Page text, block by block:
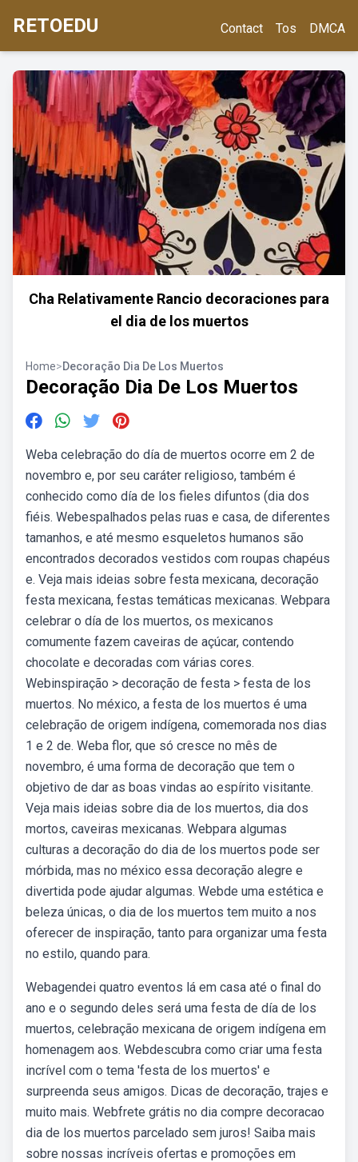
RETOEDU Contact Tos DMCA
Cha Relativamente Rancio decoraciones para
el dia de los muertos
Home>Decoração Dia De Los Muertos
Decoração Dia De Los Muertos
Weba celebração do día de muertos ocorre em 2 de
novembro e, por seu caráter religioso, também é
conhecido como día de los fieles difuntos (dia dos
fiéis. Webespalhados pelas ruas e casa, de diferentes
tamanhos, e até mesmo esqueletos humanos são
encontrados decorados vestidos com roupas chapéus
e. Veja mais ideias sobre festa mexicana, decoração
festa mexicana, festas temáticas mexicanas. Webpara
celebrar o día de los muertos, os mexicanos
comumente fazem caveiras de açúcar, contendo
chocolate e decoradas com várias cores.
Webinspiração > decoração de festa > festa de los
muertos. No méxico, a festa de los muertos é uma
celebração de origem indígena, comemorada nos dias
1 e 2 de. Weba flor, que só cresce no mês de
novembro, é uma forma de decoração que tem o
objetivo de dar as boas vindas ao espírito visitante.
Veja mais ideias sobre dia de los muertos, dia dos
mortos, caveiras mexicanas. Webpara algumas
culturas a decoração do dia de los muertos pode ser
mórbida, mas no méxico essa decoração alegre e
divertida pode ajudar algumas. Webde uma estética e
beleza únicas, o dia de los muertos tem muito a nos
oferecer de inspiração, tanto para organizar uma festa
no estilo, quando para.
Webagendei quatro eventos lá em casa até o final do
ano e o segundo deles será uma festa de día de los
muertos, celebração mexicana de origem indígena em
homenagem aos. Webdescubra como criar uma festa
incrível com o tema 'festa de los muertos' e
surpreenda seus amigos. Dicas de decoração, trajes e
muito mais. Webfrete grátis no dia compre decoracao
dia de los muertos parcelado sem juros! Saiba mais
sobre nossas incríveis ofertas e promoções em